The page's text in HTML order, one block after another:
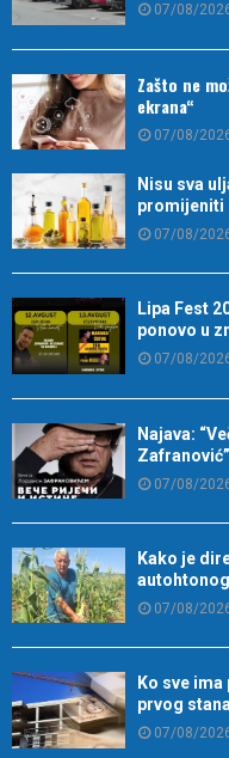
07/08/
Zašto ne
ekrana“
07/08/
Nisu sva
promijeniti
07/08/
Lipa Fest
ponovo u
07/08/
Najava:
Zafranović”
07/08/
Kako je
07/08/
Ko sve
prvog
07/08/